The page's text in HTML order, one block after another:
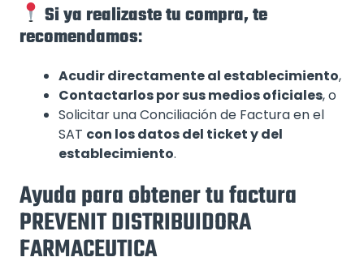
Si ya realizaste tu compra, te
recomendamos:
Acudir directamente al establecimiento,
Contactarlos por sus medios oficiales, o
Solicitar una Conciliación de Factura en el
SAT con los datos del ticket y del
establecimiento.
Ayuda para obtener tu factura
PREVENIT DISTRIBUIDORA
FARMACEUTICA